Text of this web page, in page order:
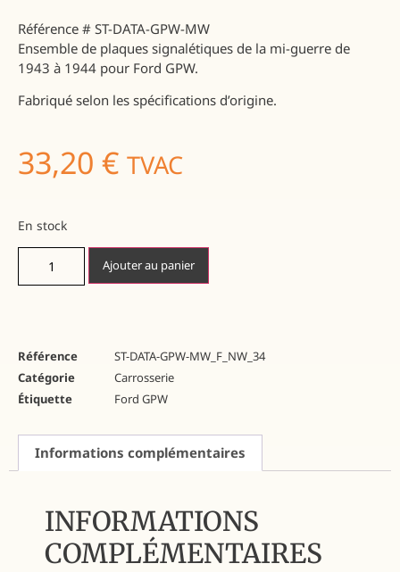
Référence # ST-DATA-GPW-MW
Ensemble de plaques signalétiques de la mi-guerre de
1943 à 1944 pour Ford GPW.
Fabriqué selon les spécifications d’origine.
33,20 € TVAC
En stock
Ajouter au panier
Référence
ST-DATA-GPW-MW_F_NW_34
Catégorie
Carrosserie
Étiquette
Ford GPW
Informations complémentaires
INFORMATIONS
COMPLÉMENTAIRES